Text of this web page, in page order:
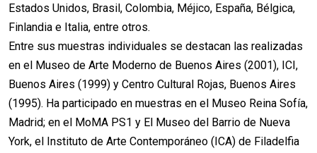
Estados Unidos, Brasil, Colombia, Méjico, España, Bélgica,
Finlandia e Italia, entre otros.
Entre sus muestras individuales se destacan las realizadas
en el Museo de Arte Moderno de Buenos Aires (2001), ICI,
Buenos Aires (1999) y Centro Cultural Rojas, Buenos Aires
(1995). Ha participado en muestras en el Museo Reina Sofía,
Madrid; en el MoMA PS1 y El Museo del Barrio de Nueva
York, el Instituto de Arte Contemporáneo (ICA) de Filadelfia